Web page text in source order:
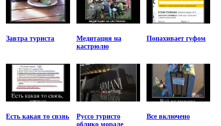
Завтра туриста
Медитация на
кастрюлю
Попахивает гуфом
Есть какая то свзяь
Руссо туристо
облико морале
Все включено